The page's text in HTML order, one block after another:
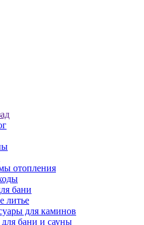
отопления
бани
литье
для каминов
бани и сауны